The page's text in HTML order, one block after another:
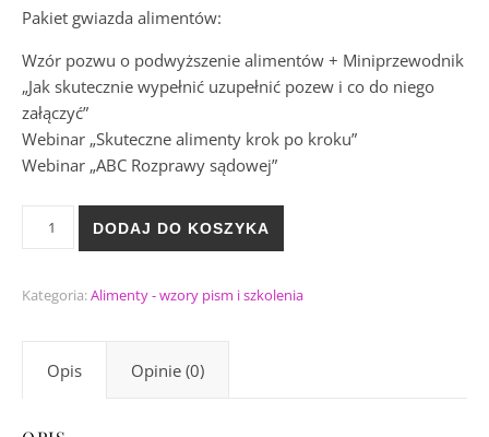
Pakiet gwiazda alimentów:
Wzór pozwu o podwyższenie alimentów + Miniprzewodnik
„Jak skutecznie wypełnić uzupełnić pozew i co do niego
załączyć”
Webinar „Skuteczne alimenty krok po kroku”
Webinar „ABC Rozprawy sądowej”
ilość GWIAZDA ALIMENTÓW - PODWYŻSZENIE
DODAJ DO KOSZYKA
Kategoria:Alimenty - wzory pism i szkolenia
Opis Opinie (0)